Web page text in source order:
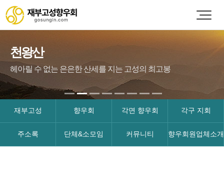
천왕산
헤아릴 수 없는 은은한 산세를 지는 고성의 최고봉
재부고성 향우회 각면 향우회 각구 지회
주소록 단체&소모임 커뮤니티 향우회원업체소개